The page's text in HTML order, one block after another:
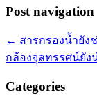
Post navigation
← สารกรองน้ำยัง
กล้องจุลทรรศน์ยั
Categories